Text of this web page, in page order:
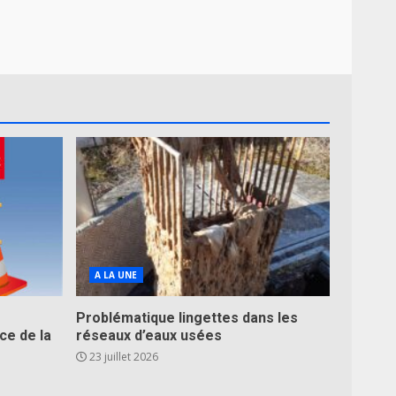
de la
A LA UNE
Problématique lingettes dans les
réseaux d’eaux usées
23 juillet 2026